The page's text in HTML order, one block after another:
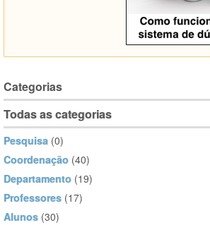
Categorias
Todas as categorias
Pesquisa (0)
Coordenação (40)
Departamento (19)
Professores (17)
Alunos (30)